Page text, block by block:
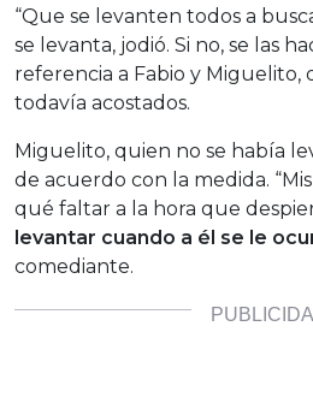
“Que se levanten todos a
se levanta, jodió. Si no, se las
referencia a Fabio y Miguelito,
todavía acostados.
Miguelito, quien no se había
de acuerdo con la medida.
qué faltar a la hora que
levantar cuando a él se le
comediante.